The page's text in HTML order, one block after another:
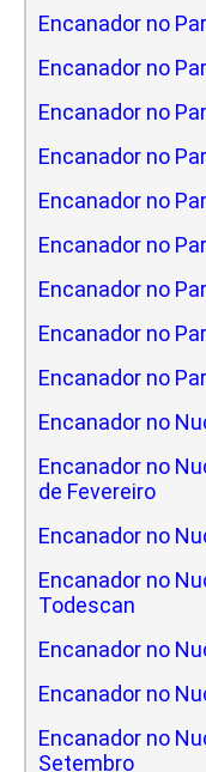
Encanador no
Encanador no
Encanador no
Encanador no
Encanador no
Encanador no
Encanador no
Encanador no
Encanador no
Encanador no
Encanador no
de Fevereiro
Encanador no
Encanador no
Todescan
Encanador no
Encanador no
Encanador no
Setembro